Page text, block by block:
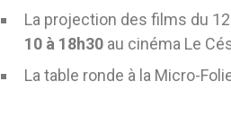
La projection des films du 12
10 à 18h30 au cinéma Le
La table ronde à la Micro-